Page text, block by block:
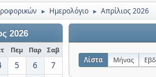
► Ημερολόγιο ► Απρίλιος 2026
2026
Πεμ Παρ Σαβ
5 6
7
Λίστα Μήνας